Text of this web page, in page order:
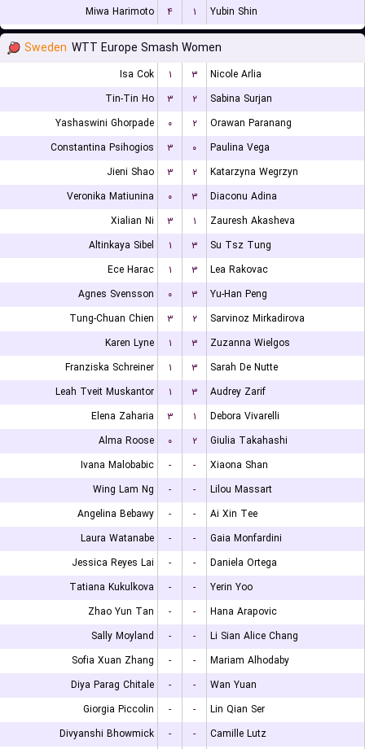
Miwa Harimoto
۴ ۱ Yubin Shin
Sweden WTT Europe Smash Women
Isa Cok ۱ ۳
Nicole Arlia
Tin-Tin Ho
۳ ۲
Sabina Surjan
Yashaswini Ghorpade
۰ ۲
Orawan Paranang
Constantina Psihogios
۳ ۰
Paulina Vega
Jieni Shao
۳ ۲
Katarzyna Wegrzyn
Veronika Matiunina
۰ ۳
Diaconu Adina
Xialian Ni
۳ ۱
Zauresh Akasheva
Altinkaya Sibel
۱ ۳
Su Tsz Tung
Ece Harac
۱ ۳
Lea Rakovac
Agnes Svensson
۰ ۳
Yu-Han Peng
Tung-Chuan Chien
۳ ۲
Sarvinoz Mirkadirova
Karen Lyne
۱ ۳
Zuzanna Wielgos
Franziska Schreiner
۱ ۳
Sarah De Nutte
Leah Tveit Muskantor
۱ ۳
Audrey Zarif
Elena Zaharia
۳ ۱
Debora Vivarelli
Alma Roose
۰ ۲
Giulia Takahashi
Ivana Malobabic
- -
Xiaona Shan
Wing Lam Ng
- -
Lilou Massart
Angelina Bebawy
- -
Ai Xin Tee
Laura Watanabe
- -
Gaia Monfardini
Jessica Reyes Lai
- -
Daniela Ortega
Tatiana Kukulkova
- -
Yerin Yoo
Zhao Yun Tan
- -
Hana Arapovic
Sally Moyland
- -
Li Sian Alice Chang
Sofia Xuan Zhang
- -
Mariam Alhodaby
Diya Parag Chitale
- -
Wan Yuan
Giorgia Piccolin
- -
Lin Qian Ser
Divyanshi Bhowmick
- -
Camille Lutz